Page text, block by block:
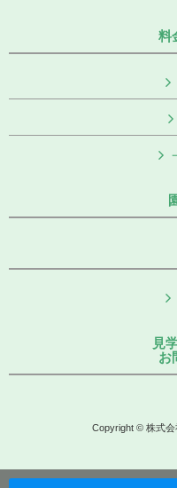
料
見
お
Copyright © 株式会